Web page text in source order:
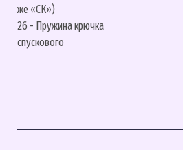
же «СК»)
26 - Пружина крючка
спускового